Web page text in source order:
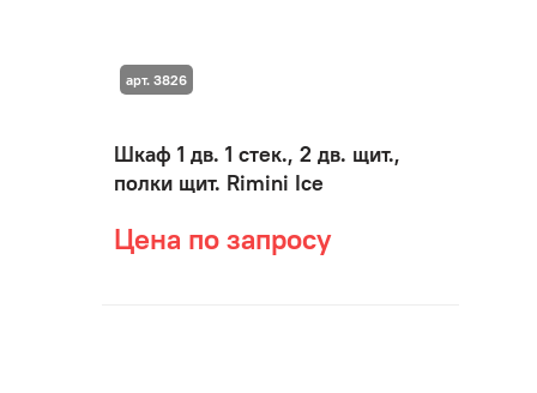
Шкаф 1 дв. 1 стек., 2 дв. щит.,
полки щит. Rimini Ice
Цена по запросу
арт. 3826